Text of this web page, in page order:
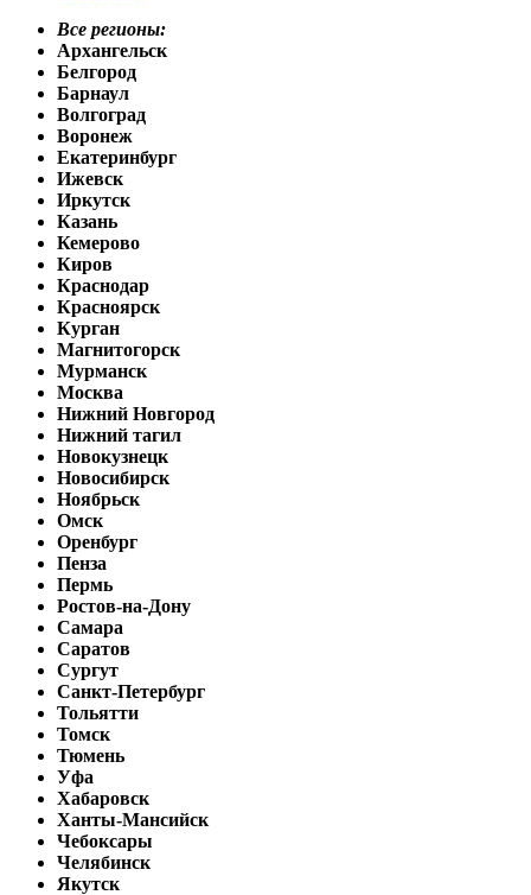
Все регионы:
Архангельск
Белгород
Барнаул
Волгоград
Воронеж
Екатеринбург
Ижевск
Иркутск
Казань
Кемерово
Киров
Краснодар
Красноярск
Курган
Магнитогорск
Мурманск
Москва
Нижний Новгород
Нижний тагил
Новокузнецк
Новосибирск
Ноябрьск
Омск
Оренбург
Пенза
Пермь
Ростов-на-Дону
Самара
Саратов
Сургут
Санкт-Петербург
Тольятти
Томск
Тюмень
Уфа
Хабаровск
Ханты-Мансийск
Чебоксары
Челябинск
Якутск